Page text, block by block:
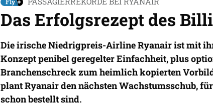
Das Erfolgsrezept des
Die irische Niedrigpreis-Airline Ryanair ist mit
Konzept penibel geregelter Einfachheit, plus
Branchenschreck zum heimlich kopierten
plant Ryanair den nächsten Wachstumsschub,
schon bestellt sind.